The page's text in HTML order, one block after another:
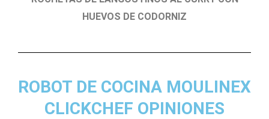
HUEVOS DE CODORNIZ
ROBOT DE COCINA MOULINEX
CLICKCHEF OPINIONES